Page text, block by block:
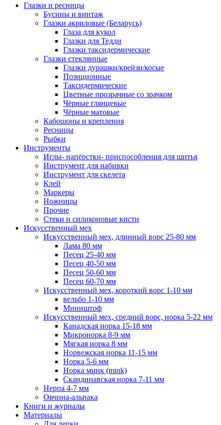
Глазки и ресницы
Бусины и винтаж
Глазки акриловые (Беларусь)
Глаза для кукол
Глазки для Тедди
Глазки таксидермические
Глазки стеклянные
Глазки дурашки/крейзи/косые
Позиционные
Таксидермические
Цветные прозрачные со зрачком
Чёрные глянцевые
Чёрные матовые
Кабошоны и крепления
Ресницы
Рыбки
Инструменты
Иглы- напёрстки- приспособления для шитья
Инструмент для набивки
Инструмент для скелета
Клей
Маркеры
Ножницы
Прочие
Стеки и силиконовые кисти
Искусственный мех
Искусственный мех, длинный ворс 25-80 мм
Лама 80 мм
Песец 25-40 мм
Песец 40-50 мм
Песец 50-60 мм
Песец 60-70 мм
Искусственный мех, короткий ворс 1-10 мм
вельбо 1-10 мм
Миништоф
Искусственный мех, средний ворс, норка 5-22 мм
Канадская норка 15-18 мм
Микронорка 8-9 мм
Мягкая норка 8 мм
Норвежская норка 11-15 мм
Норка 5-6 мм
Норка минк (mink)
Скандинавская норка 7-11 мм
Нерпа 4-7 мм
Овчина-альпака
Книги и журналы
Материалы